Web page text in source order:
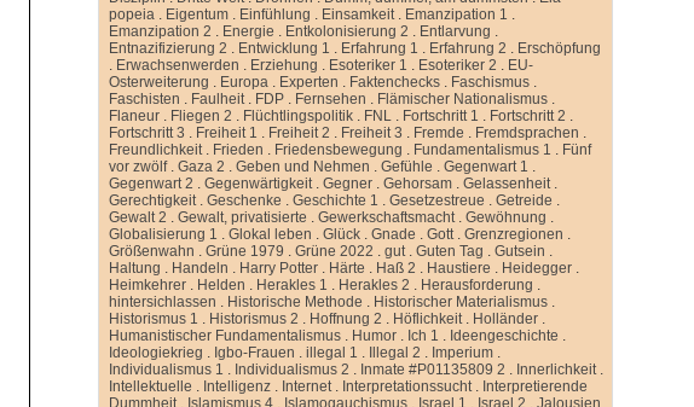
popeia . Eigentum . Einfühlung . Einsamkeit. Emanzipation 1 .
Emanzipation 2 . Energie . Entkolonisierung 2 . Entlarvung .
Entnazifizierung 2 . Entwicklung 1 . Erfahrung 1 . Erfahrung 2 . Erschöpfung
. Erwachsenwerden . Erziehung . Esoteriker 1 . Esoteriker 2 . EU-
Osterweiterung . Europa . Experten . Faktenchecks . Faschismus .
Faschisten . Faulheit. FDP . Fernsehen . Flämischer Nationalismus .
Flaneur . Fliegen 2 . Flüchtlingspolitik . FNL . Fortschritt 1 . Fortschritt 2 .
Fortschritt 3 . Freiheit 1 . Freiheit 2 . Freiheit 3 . Fremde . Fremdsprachen .
Freundlichkeit. Frieden . Friedensbewegung . Fundamentalismus 1 . Fünf
vor zwölf.Gaza 2 .Geben und Nehmen .Gefühle .Gegenwart 1 .
Gegenwart 2 .Gegenwärtigkeit.Gegner .Gehorsam .Gelassenheit.
Gerechtigkeit.Geschenke .Geschichte 1 .Gesetzestreue .Getreide .
Gewalt 2 .Gewalt, privatisierte .Gewerkschaftsmacht.Gewöhnung .
Globalisierung 1 .Glokal leben .Glück .Gnade .Gott.Grenzregionen .
Größenwahn .Grüne 1979 .Grüne 2022 .gut.Guten Tag .Gutsein .
Haltung . Handeln . Harry Potter . Härte . Haß 2 . Haustiere . Heidegger .
Heimkehrer . Helden . Herakles 1 . Herakles 2 . Herausforderung .
hintersichlassen . Historische Methode . Historischer Materialismus .
Historismus 1 . Historismus 2 . Hoffnung 2 . Höflichkeit. Holländer .
Humanistischer Fundamentalismus . Humor . Ich 1 . Ideengeschichte .
Ideologiekrieg . Igbo-Frauen .illegal 1 . Illegal 2 . Imperium .
Individualismus 1 . Individualismus 2 . Inmate #P01135809 2 . Innerlichkeit.
Intellektuelle . Intelligenz . Internet. Interpretationssucht. Interpretierende
Dummheit. Islamismus 4 . Islamogauchismus . Israel 1 . Israel 2 .Jalousien